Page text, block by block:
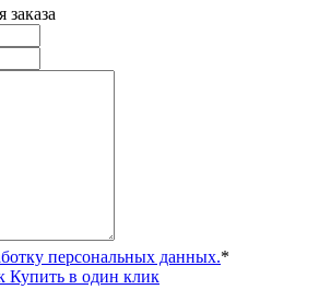
персональных данных.*
Купить в один клик